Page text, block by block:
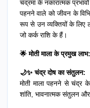
चंद्रमा के नकारात्मक
पहनने वाले को जीवन के
रूप से उन व्यक्तियों के लिए
जो कर्क राशि के हैं।
🌟 मोती माला के प्रमुख लाभ:
🌙✨ चंद्र दोष का संतुलन:
मोती माला पहनने से चंद्र
शांति, भावनात्मक संतुलन